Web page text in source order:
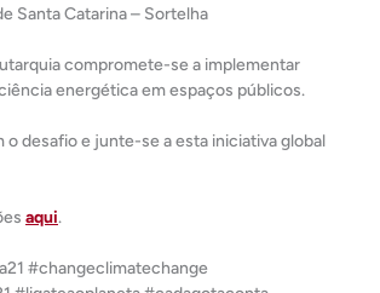
Santa Catarina – Sortelha
compromete-se a implementar
energética em espaços públicos.
desafio e junte-se a esta iniciativa global
aqui.
#changeclimatechange